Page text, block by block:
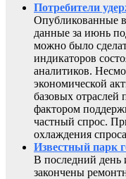
Потребители
Опубликованные
данные за июнь
можно было
индикаторов
аналитиков.
экономической
базовых отраслей
фактором
частный спрос.
охлаждения
Известный парк
В последний
закончены